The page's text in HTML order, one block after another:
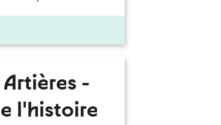
-
l'histoire